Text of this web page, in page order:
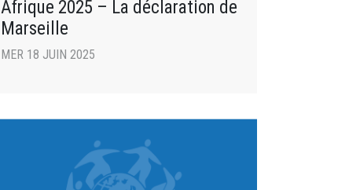
Afrique 2025 – La déclaration de
Marseille
MER 18 JUIN 2025